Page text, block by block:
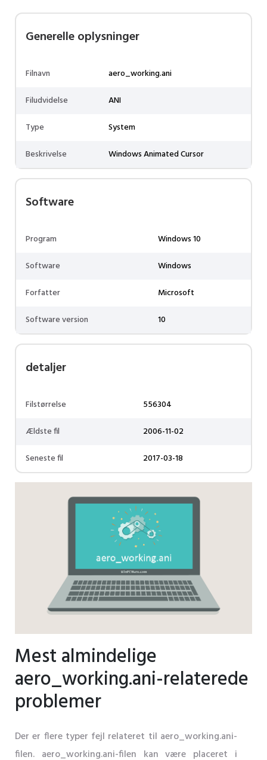
Generelle oplysninger
Filnavn
aero_working.ani
Filudvidelse
ANI
Type
System
Beskrivelse
Windows Animated Cursor
Software
Program
Windows 10
Software
Windows
Forfatter
Microsoft
Software version
10
detaljer
Filstørrelse
556304
Ældste fil
2006-11-02
Seneste fil
2017-03-18
Mest almindelige
aero_working.ani-relaterede
problemer
Der er flere typer fejl relateret til aero_working.ani-
filen. aero_working.ani-filen kan være placeret i